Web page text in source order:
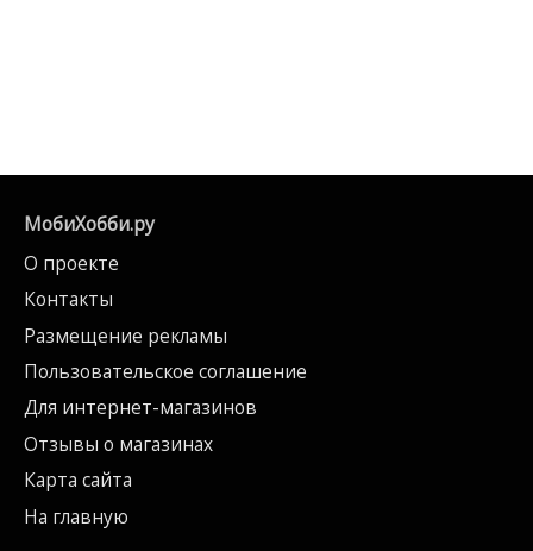
МобиХобби.ру
О проекте
Контакты
Размещение рекламы
Пользовательское соглашение
Для интернет-магазинов
Отзывы о магазинах
Карта сайта
На главную